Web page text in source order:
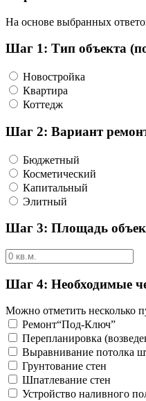
На основе выбранных
Шаг 1: Тип объекта
Новостройка
Квартира
Коттедж
Шаг 2: Вариант
Бюджетный
Косметический
Капитальный
Элитный
Шаг 3: Площадь
Шаг 4: Необходимые
Можно отметить несколько
Ремонт“Под-Ключ”
Перепланировка
Выравнивание потолка
Грунтование стен
Шпатлевание стен
Устройство наливного